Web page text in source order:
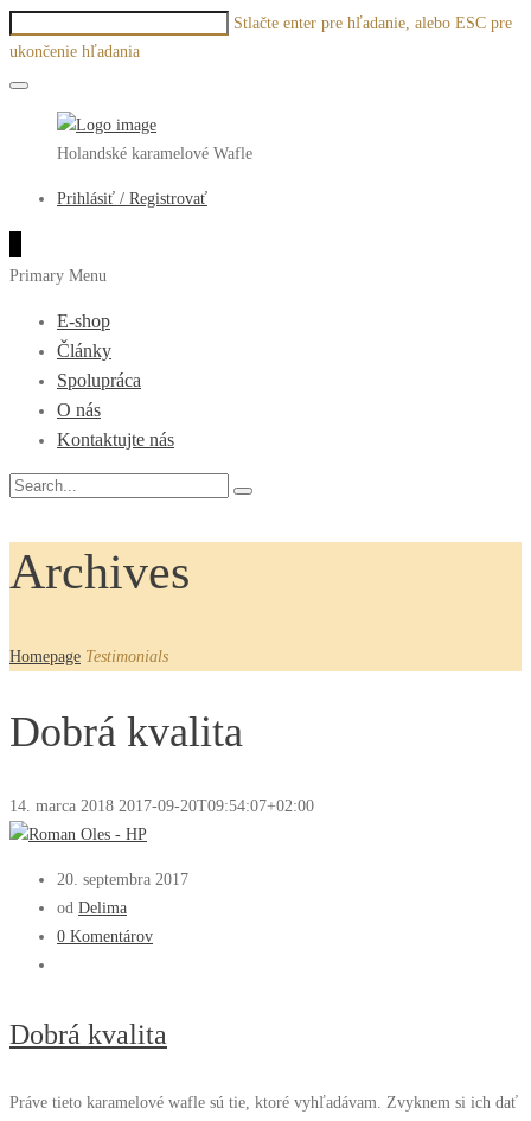
Stlačte enter pre hľadanie, alebo ESC pre
ukončenie hľadania
Holandské karamelové Wafle
Prihlásiť / Registrovať
Primary Menu
E-shop
Články
Spolupráca
O nás
Kontaktujte nás
Archives
Homepage Testimonials
Dobrá kvalita
14. marca 2018 2017-09-20T09:54:07+02:00
20. septembra 2017
od Delima
0 Komentárov
Dobrá kvalita
Práve tieto karamelové wafle sú tie, ktoré vyhľadávam. Zvyknem si ich dať